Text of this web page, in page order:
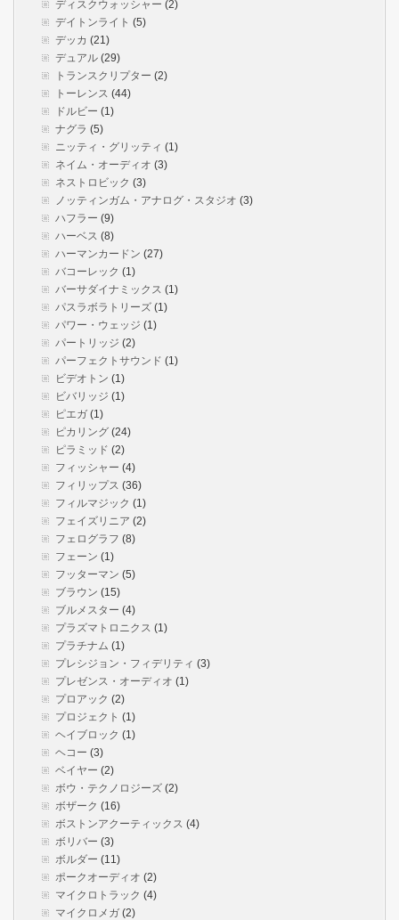
ディスクウォッシャー (2)
デイトンライト (5)
デッカ (21)
デュアル (29)
トランスクリプター (2)
トーレンス (44)
ドルビー (1)
ナグラ (5)
ニッティ・グリッティ (1)
ネイム・オーディオ (3)
ネストロビック (3)
ノッティンガム・アナログ・スタジオ (3)
ハフラー (9)
ハーベス (8)
ハーマンカードン (27)
バコーレック (1)
バーサダイナミックス (1)
パスラボラトリーズ (1)
パワー・ウェッジ (1)
パートリッジ (2)
パーフェクトサウンド (1)
ビデオトン (1)
ビバリッジ (1)
ピエガ (1)
ピカリング (24)
ピラミッド (2)
フィッシャー (4)
フィリップス (36)
フィルマジック (1)
フェイズリニア (2)
フェログラフ (8)
フェーン (1)
フッターマン (5)
ブラウン (15)
ブルメスター (4)
プラズマトロニクス (1)
プラチナム (1)
プレシジョン・フィデリティ (3)
プレゼンス・オーディオ (1)
プロアック (2)
プロジェクト (1)
ヘイブロック (1)
ヘコー (3)
ベイヤー (2)
ボウ・テクノロジーズ (2)
ボザーク (16)
ボストンアクーティックス (4)
ボリバー (3)
ボルダー (11)
ポークオーディオ (2)
マイクロトラック (4)
マイクロメガ (2)